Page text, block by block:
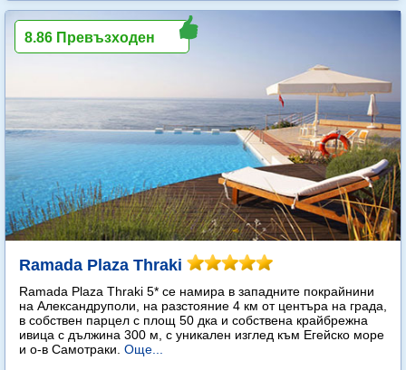
Ramada Plaza Thraki
Ramada Plaza Thraki 5* се намира в западните покрайнини
на Александруполи, на разстояние 4 км от центъра на града,
в собствен парцел с площ 50 дка и собствена крайбрежна
ивица с дължина 300 м, с уникален изглед към Егейско море
и о-в Самотраки. Още...
8.86 Превъзходен